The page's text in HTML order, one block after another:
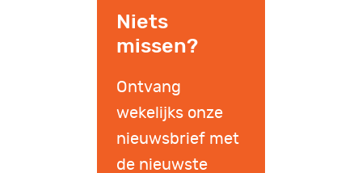
Niets
missen?
Ontvang
wekelijks onze
nieuwsbrief met
de nieuwste